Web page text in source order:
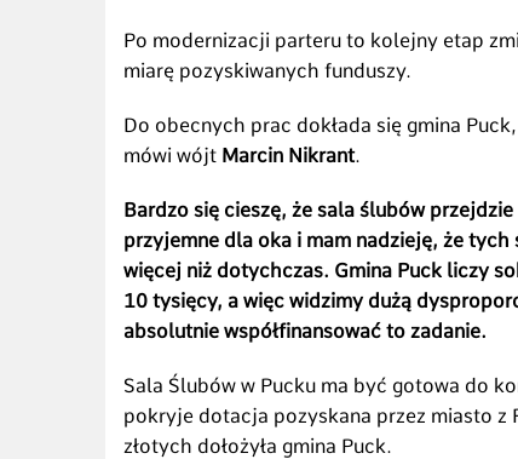
Po modernizacji parteru to kolejny etap
miarę pozyskiwanych funduszy.
Do obecnych prac dokłada się gmina
mówi wójt Marcin Nikrant.
Bardzo się cieszę, że sala ślubów
przyjemne dla oka i mam nadzieję, że
więcej niż dotychczas. Gmina Puck liczy
10 tysięcy, a więc widzimy dużą
absolutnie współfinansować to zadanie.
Sala Ślubów w Pucku ma być gotowa do
pokryje dotacja pozyskana przez miasto
złotych dołożyła gmina Puck.